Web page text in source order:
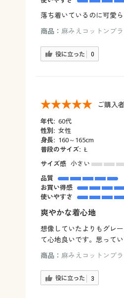
落ち着いているのに可愛
商品： 麻みえコットンブ
役に立った 0
ご購入
年代: 60代
性別: 女性
身長: 160～165cm
普段のサイズ: Ł
サイズ感 小さい
品質
お買い得感
使いやすさ
爽やかな着心地
想像していたよりもグレ
て心地良いです。思って
商品： 麻みえコットンブ
役に立った 3